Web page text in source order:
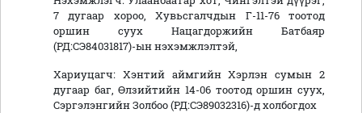
7 дугаар хороо, Хувьсгалчдын Г-11-76 тоотод
оршин суух Нацагдоржийн Батбаяр
(РД:СЭ84031817)-ын нэхэмжлэлтэй,
Хариуцагч: Хэнтий аймгийн Хэрлэн сумын 2
дугаар баг, Өлзийтийн 14-06 тоотод оршин суух,
Сэргэлэнгийн Золбоо (РД:СЭ89032316)-д холбогдох